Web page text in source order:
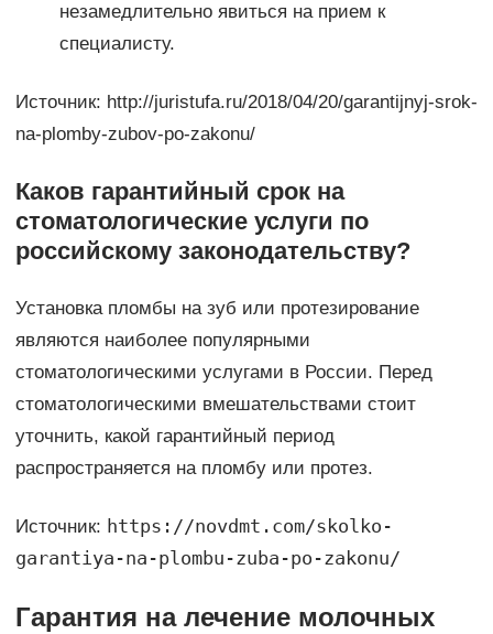
незамедлительно явиться на прием к
специалисту.
Источник: http://juristufa.ru/2018/04/20/garantijnyj-srok-
na-plomby-zubov-po-zakonu/
Каков гарантийный срок на
стоматологические услуги по
российскому законодательству?
Установка пломбы на зуб или протезирование
являются наиболее популярными
стоматологическими услугами в России. Перед
стоматологическими вмешательствами стоит
уточнить, какой гарантийный период
распространяется на пломбу или протез.
Источник: https://novdmt.com/skolko-
garantiya-na-plombu-zuba-po-zakonu/
Гарантия на лечение молочных